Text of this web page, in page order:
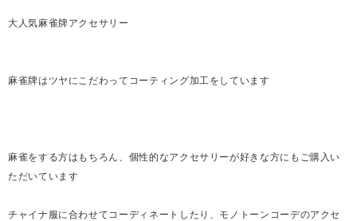
大人気麻雀牌アクセサリー
麻雀牌はツヤにこだわってコーティング加工をしています
麻雀をする方はもちろん、個性的なアクセサリーが好きな方にもご購入い
ただいています
チャイナ服に合わせてコーディネートしたり、モノトーンコーデのアクセ